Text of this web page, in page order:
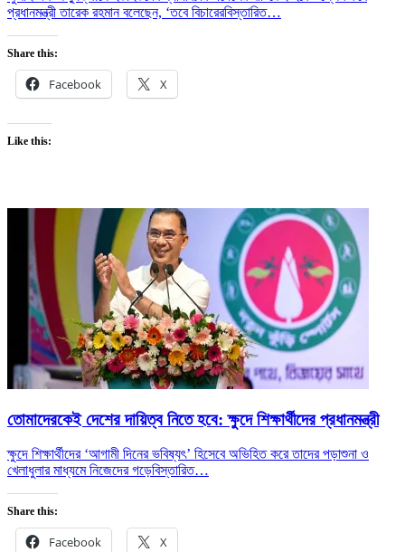
প্রধানমন্ত্রী তারেক রহমান বলেছেন, ‘তবে বিচারেরবিস্তারিত…
Share this:
Facebook X
Like this:
তোমাদেরকেই দেশের দায়িত্ব নিতে হবে: ক্ষুদে শিক্ষার্থীদের প্রধানমন্ত্রী
ক্ষুদে শিক্ষার্থীদের ‘আগামী দিনের ভবিষ্যৎ’ হিসেবে অভিহিত করে তাদের পড়াশুনা ও
খেলাধুলার মাধ্যমে নিজেদের গড়েবিস্তারিত…
Share this:
Facebook X